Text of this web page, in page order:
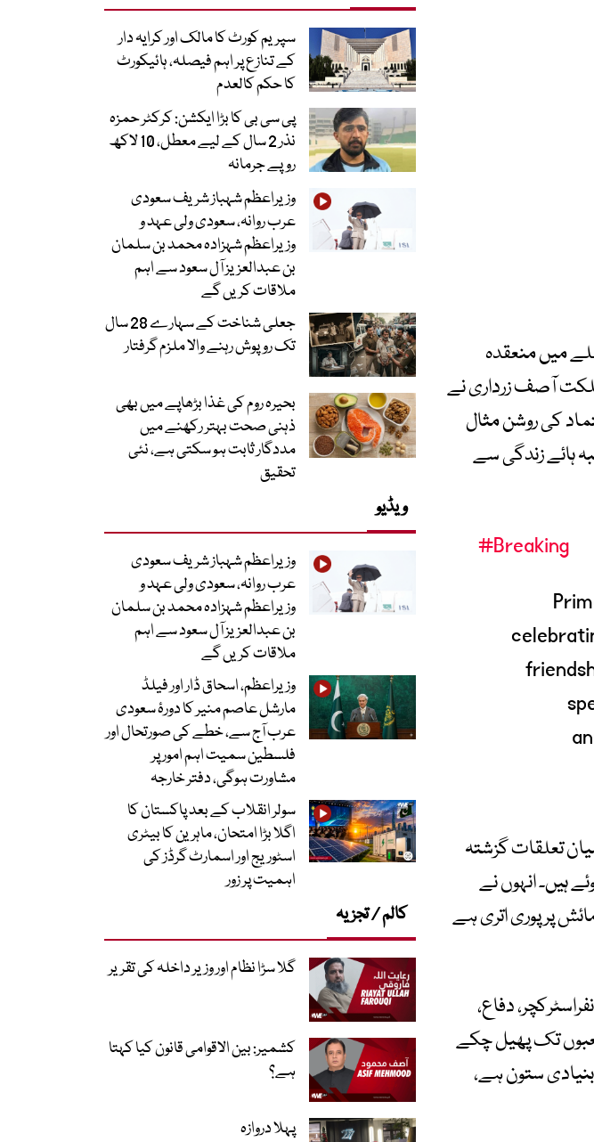
ہونے کے سلسلے میں منعقدہ
آصف زرداری نے
کی روشن مثال
ہائے زندگی سے
#Breaking
تعلقات گزشتہ
ہیں۔ انہوں نے
پر پوری اتری ہے
دفاع،
شعبوں تک پھیل چکے
ستون ہے،
سپریم کورٹ کا مالک اور کرایہ دار
کے تنازع پر اہم فیصلہ، ہائیکورٹ
کا حکم کالعدم
پی سی بی کا بڑا ایکشن: کرکٹر حمزہ
نذر 2 سال کے لیے معطل، 10 لاکھ
روپے جرمانہ
وزیراعظم شہباز شریف سعودی
عرب روانہ، سعودی ولی عہد و
وزیراعظم شہزادہ محمد بن سلمان
بن عبدالعزیز آل سعود سے اہم
ملاقات کریں گے
جعلی شناخت کے سہارے 28 سال
تک روپوش رہنے والا ملزم گرفتار
بحیرہ روم کی غذا بڑھاپے میں بھی
ذہنی صحت بہتر رکھنے میں
مددگار ثابت ہو سکتی ہے، نئی
تحقیق
ویڈیو
وزیراعظم شہباز شریف سعودی
عرب روانہ، سعودی ولی عہد و
وزیراعظم شہزادہ محمد بن سلمان
بن عبدالعزیز آل سعود سے اہم
ملاقات کریں گے
وزیراعظم، اسحاق ڈار اور فیلڈ
مارشل عاصم منیر کا دورۂ سعودی
عرب آج سے، خطے کی صورتحال اور
فلسطین سمیت اہم امور پر
مشاورت ہوگی، دفتر خارجہ
سولر انقلاب کے بعد پاکستان کا
اگلا بڑا امتحان، ماہرین کا بیٹری
اسٹوریج اور اسمارٹ گرڈز کی
اہمیت پر زور
کالم / تجزیہ
گلا سڑا نظام اور وزیر داخلہ کی تقریر
کشمیر: بین الاقوامی قانون کیا کہتا
ہے؟
پہلا دروازہ